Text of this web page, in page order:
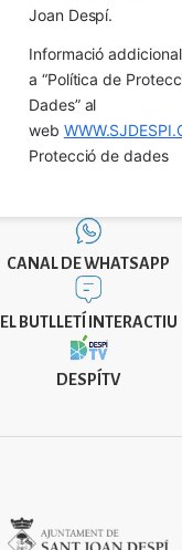
Joan Despí.
Informació
a “Política de
Dades” al
web
Protecció de dades
CANAL DE WHATSAPP
EL BUTLLETÍ INTERACTIU
DESPÍTV